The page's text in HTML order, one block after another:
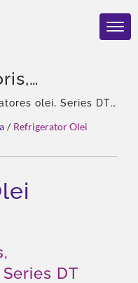
Series DT
Olei,
Olei |
Valvae
–
olei, Series DT
Solutio totalis,
distributio.
/ Refrigerator Olei
DT